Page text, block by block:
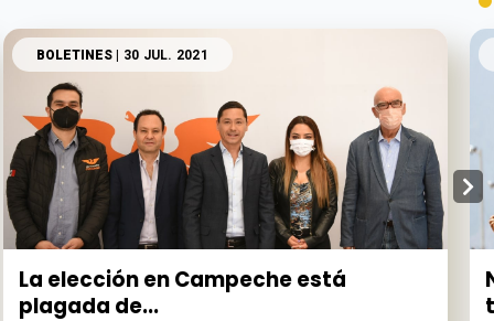
BOLETINES | 30 JUL. 2021
La elección en Campeche está
plagada de...